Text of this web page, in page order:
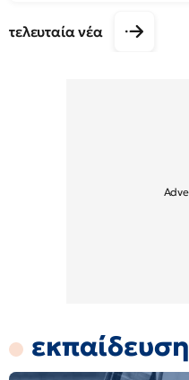
τελευταία νέα
εκπαίδευση